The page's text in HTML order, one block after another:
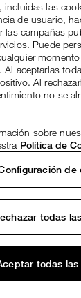
incluidas las
de usuario,
las campañas
Puede
Al aceptarlas
Al
no se
sobre
Política de
de
todas
todas las